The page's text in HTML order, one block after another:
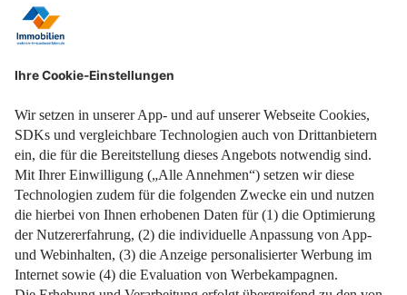
Ihr Ratgeber mit allen wichtigen Tipps zur Elektrik-
Sanierung.
Weiterlesen